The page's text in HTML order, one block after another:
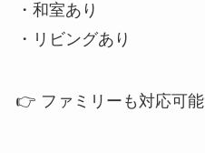
・和室あり
・リビングあり
👉 ファミリーも対応可能